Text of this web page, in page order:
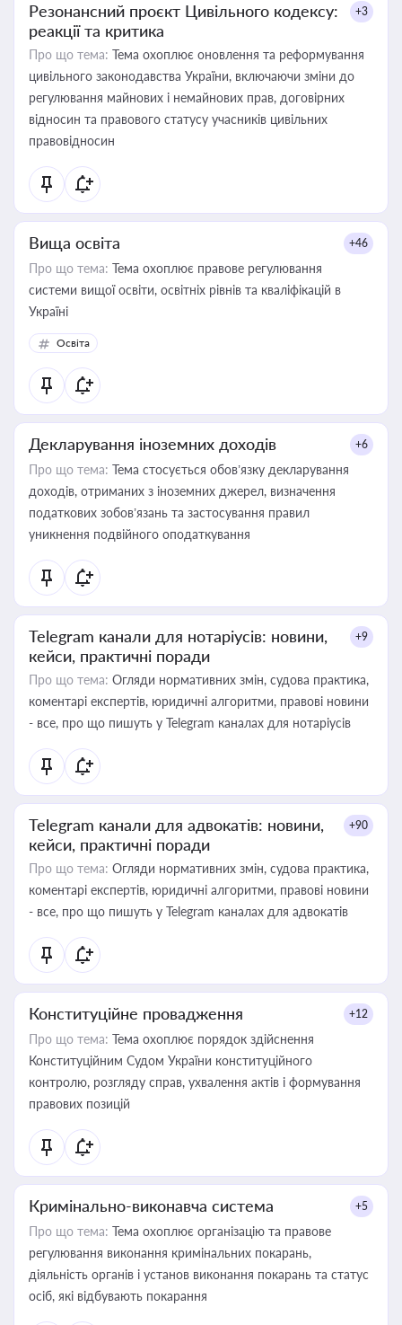
Резонансний проєкт Цивільного кодексу:
реакції та критика
+3
Про що тема: Тема охоплює оновлення та реформування
цивільного законодавства України, включаючи зміни до
регулювання майнових і немайнових прав, договірних
відносин та правового статусу учасників цивільних
правовідносин
Вища освіта +46
Про що тема: Тема охоплює правове регулювання
системи вищої освіти, освітніх рівнів та кваліфікацій в
Україні
Освіта
Декларування іноземних доходів +6
Про що тема: Тема стосується обов’язку декларування
доходів, отриманих з іноземних джерел, визначення
податкових зобов’язань та застосування правил
уникнення подвійного оподаткування
Telegram канали для нотаріусів: новини,
кейси, практичні поради
+9
Про що тема: Огляди нормативних змін, судова практика,
коментарі експертів, юридичні алгоритми, правові новини
- все, про що пишуть у Telegram каналах для нотаріусів
Telegram канали для адвокатів: новини,
кейси, практичні поради
+90
Про що тема: Огляди нормативних змін, судова практика,
коментарі експертів, юридичні алгоритми, правові новини
- все, про що пишуть у Telegram каналах для адвокатів
Конституційне провадження +12
Про що тема: Тема охоплює порядок здійснення
Конституційним Судом України конституційного
контролю, розгляду справ, ухвалення актів і формування
правових позицій
Кримінально-виконавча система +5
Про що тема: Тема охоплює організацію та правове
регулювання виконання кримінальних покарань,
діяльність органів і установ виконання покарань та статус
осіб, які відбувають покарання